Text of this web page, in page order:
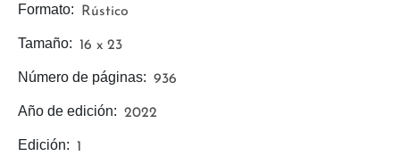
Edición: 1
Año de edición: 2022
Número de páginas: 936
Tamaño: 16 x 23
Formato: Rústico